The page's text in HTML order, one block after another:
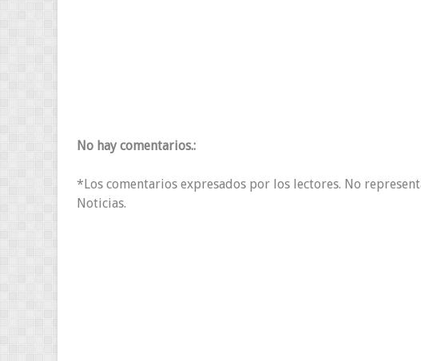
No hay comentarios.:
*Los comentarios expresados por los lectores. No
Noticias.